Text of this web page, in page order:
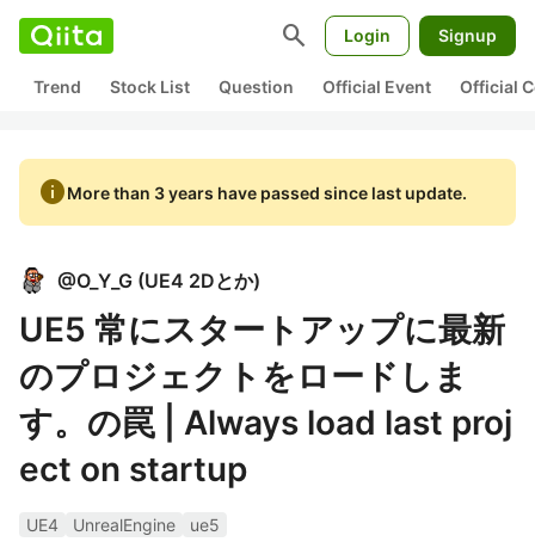
search Login Signup
Trend Stock List Question Official Event Official
infoMore than 3 years have passed since last update.
@O_Y_G (UE4 2Dとか)
UE5 常にスタートアップに最新
のプロジェクトをロードしま
す。の罠 | Always load last proj
ect on startup
UE4 UnrealEngine
ue5